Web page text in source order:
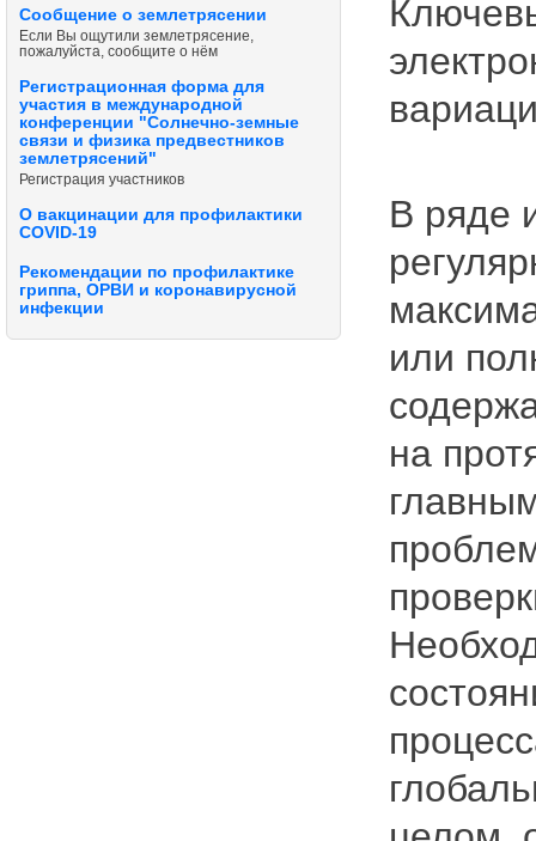
Сообщение о землетрясении
Если Вы ощутили землетрясение,
пожалуйста, сообщите о нём
Регистрационная форма для
участия в международной
конференции "Солнечно-земные
связи и физика предвестников
землетрясений"
Регистрация участников
О вакцинации для профилактики
COVID-19
Рекомендации по профилактике
гриппа, ОРВИ и коронавирусной
инфекции
В ряде
или
на